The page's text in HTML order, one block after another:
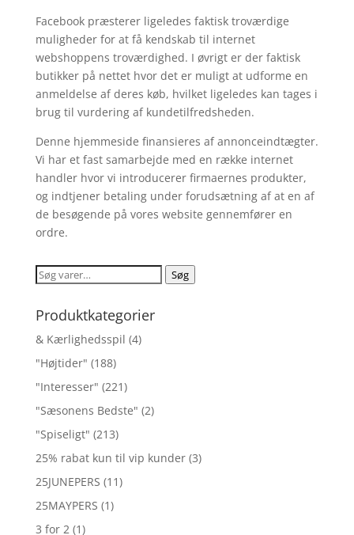
Facebook præsterer ligeledes faktisk troværdige
muligheder for at få kendskab til internet
webshoppens troværdighed. I øvrigt er der faktisk
butikker på nettet hvor det er muligt at udforme en
anmeldelse af deres køb, hvilket ligeledes kan tages i
brug til vurdering af kundetilfredsheden.
Denne hjemmeside finansieres af annonceindtægter.
Vi har et fast samarbejde med en række internet
handler hvor vi introducerer firmaernes produkter,
og indtjener betaling under forudsætning af at en af
de besøgende på vores website gennemfører en
ordre.
Søg
Søg
Produktkategorier
& Kærlighedsspil (4)
"Højtider" (188)
"Interesser" (221)
"Sæsonens Bedste" (2)
"Spiseligt" (213)
25% rabat kun til vip kunder (3)
25JUNEPERS (11)
25MAYPERS (1)
3 for 2 (1)